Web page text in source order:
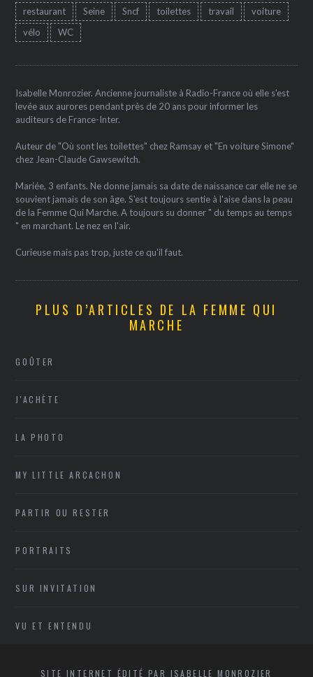
restaurant
Seine Sncf toilettes travail
voiture
vélo
WC
Isabelle Monrozier. Ancienne journaliste à Radio-France où elle s'est
levée aux aurores pendant près de 20 ans pour informer les
auditeurs de France-Inter.
Auteur de "Où sont les toilettes" chez Ramsay et "En voiture Simone"
chez Jean-Claude Gawsewitch.
Mariée, 3 enfants. Ne donne jamais sa date de naissance car elle ne se
souvient jamais de son âge. S'est toujours sentie à l'aise dans la peau
de la Femme Qui Marche. A toujours su donner " du temps au temps
" en marchant. Le nez en l'air.
Curieuse mais pas trop, juste ce qu'il faut.
PLUS D’ARTICLES DE LA FEMME QUI
MARCHE
GOÛTER
J'ACHÈTE
LA PHOTO
MY LITTLE ARCACHON
PARTIR OU RESTER
PORTRAITS
SUR INVITATION
VU ET ENTENDU
SITE INTERNET ÉDITÉ PAR ISABELLE MONROZIER